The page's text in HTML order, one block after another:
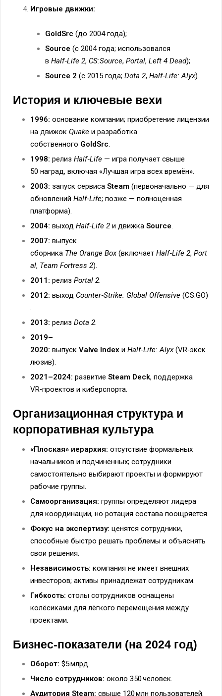
Игровые движки:
GoldSrc (до 2004 года);
Source (с 2004 года; использовался
в Half‑Life 2, CS:Source, Portal, Left 4 Dead);
Source 2 (с 2015 года; Dota 2, Half‑Life: Alyx).
История и ключевые вехи
1996: основание компании; приобретение лицензии
на движок Quake и разработка
собственного GoldSrc.
1998: релиз Half‑Life — игра получает свыше
50 наград, включая «Лучшая игра всех времён».
2003: запуск сервиса Steam (первоначально — для
обновлений Half‑Life; позже — полноценная
платформа).
2004: выход Half‑Life 2 и движка Source.
2007: выпуск
сборника The Orange Box(включает Half‑Life 2, Port
al, Team Fortress 2).
2011: релиз Portal 2.
2012: выход Counter‑Strike: Global Offensive (CS:GO)
.
2013: релиз Dota 2.
2019–
2020: выпуск Valve Index и Half‑Life: Alyx(VR‑экск
люзив).
2021–2024: развитие Steam Deck, поддержка
VR‑проектов и киберспорта.
Организационная структура и
корпоративная культура
«Плоская» иерархия: отсутствие формальных
начальников и подчинённых; сотрудники
самостоятельно выбирают проекты и формируют
рабочие группы.
Самоорганизация: группы определяют лидера
для координации, но ротация состава поощряется.
Фокус на экспертизу: ценятся сотрудники,
способные быстро решать проблемы и объяснять
свои решения.
Независимость: компания не имеет внешних
инвесторов; активы принадлежат сотрудникам.
Гибкость: столы сотрудников оснащены
колёсиками для лёгкого перемещения между
проектами.
Бизнес‑показатели (на 2024 год)
Оборот: $5 млрд.
Число сотрудников: около 350 человек.
Аудитория Steam: свыше 120 млн пользователей.